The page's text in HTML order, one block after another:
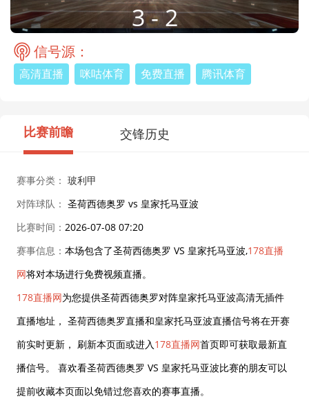
3 - 2
信号源：
高清直播 咪咕体育 免费直播 腾讯体育
比赛前瞻 交锋历史
赛事分类： 玻利甲
对阵球队： 圣荷西德奥罗 vs 皇家托马亚波
比赛时间： 2026-07-08 07:20
赛事信息： 本场包含了圣荷西德奥罗 VS 皇家托马亚波,178直播
网将对本场进行免费视频直播。
178直播网为您提供圣荷西德奥罗对阵皇家托马亚波高清无插件
直播地址， 圣荷西德奥罗直播和皇家托马亚波直播信号将在开赛
前实时更新， 刷新本页面或进入178直播网首页即可获取最新直
播信号。 喜欢看圣荷西德奥罗 VS 皇家托马亚波比赛的朋友可以
提前收藏本页面以免错过您喜欢的赛事直播。